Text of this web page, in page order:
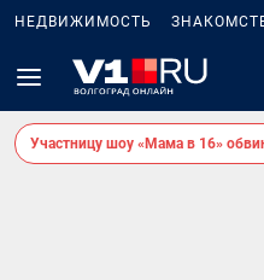
НЕДВИЖИМОСТЬ
Участницу шоу «Мама в 16»